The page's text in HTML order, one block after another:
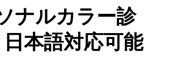
ナルカラー診
本語対応可能